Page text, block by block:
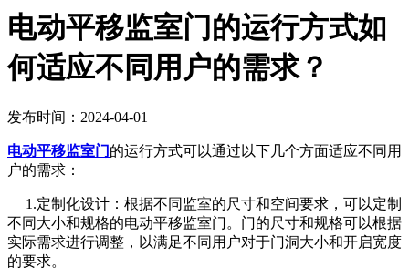
​电动平移监室门的运行方式如
何适应不同用户的需求？
发布时间：2024-04-01
电动平移监室门 的运行方式可以通过以下几个方面适应不同用
户的需求：
1.定制化设计：根据不同监室的尺寸和空间要求，可以定制
不同大小和规格的电动平移监室门。门的尺寸和规格可以根据
实际需求进行调整，以满足不同用户对于门洞大小和开启宽度
的要求。